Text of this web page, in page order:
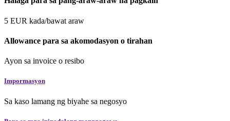
5 EUR kada/bawat araw
Allowance para sa akomodasyon o tirahan
Ayon sa invoice o resibo
Impormasyon
Sa kaso lamang ng biyahe sa negosyo